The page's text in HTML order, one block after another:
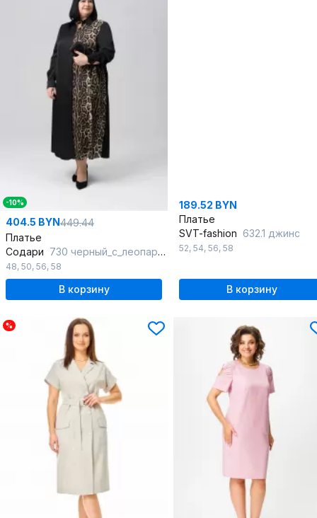
-10%
404.5 BYN449.44
Платье
Содари 730 черный_с_леопардовой_вставкой
48, 50, 56, 58
В корзину
189.52 BYN
Платье
SVT-fashion 632.1 джинс
52, 54, 56, 58
В корзину
%